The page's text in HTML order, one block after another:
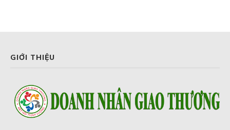
GIỚI THIỆU